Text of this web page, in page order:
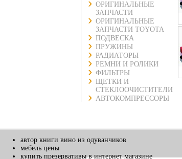
ОРИГИНАЛЬНЫЕ
ЗАПЧАСТИ
ОРИГИНАЛЬНЫЕ
ЗАПЧАСТИ TOYOTA
ПОДВЕСКА
ПРУЖИНЫ
РАДИАТОРЫ
РЕМНИ И РОЛИКИ
ФИЛЬТРЫ
ЩЕТКИ И
СТЕКЛООЧИСТИТЕЛИ
АВТОКОМПРЕССОРЫ
автор книги вино из одуванчиков
мебель цены
купить презервативы в интернет магазине